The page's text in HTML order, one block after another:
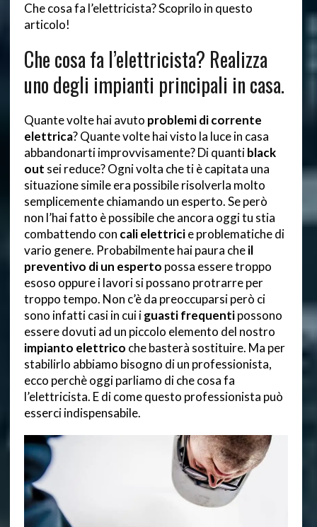
Che cosa fa l’elettricista? Scoprilo in questo
articolo!
Che cosa fa l’elettricista? Realizza
uno degli impianti principali in casa.
Quante volte hai avuto problemi di corrente
elettrica? Quante volte hai visto la luce in casa
abbandonarti improvvisamente? Di quantiblack
out sei reduce? Ogni volta che ti è capitata una
situazione simile era possibile risolverla molto
semplicemente chiamando un esperto. Se però
non l’hai fatto è possibile che ancora oggi tu stia
combattendo con cali elettricie problematiche di
vario genere. Probabilmente hai paura cheil
preventivo diun esperto possa essere troppo
esoso oppure i lavori si possano protrarre per
troppo tempo. Non c’è da preoccuparsi però ci
sono infatti casi in cui iguasti frequentipossono
essere dovuti ad un piccolo elemento del nostro
impianto elettrico che basterà sostituire. Ma per
stabilirlo abbiamo bisogno di un professionista,
ecco perchè oggi parliamo di che cosa fa
l’elettricista. E di come questo professionista può
esserci indispensabile.